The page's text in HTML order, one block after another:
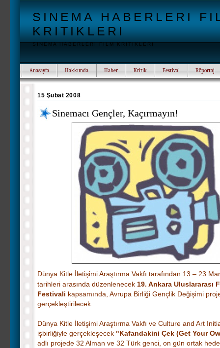
SINEMA HABERLERI
KRITIKLERI
SINEMA HABERLERI FILM KRITIKLERI
Anasayfa Hakkımda Haber Kritik Festival Röportaj
15 Şubat 2008
Sinemacı Gençler, Kaçırmayın!
Dünya Kitle İletişimi Araştırma Vakfı tarafından 13 – 23
tarihleri arasında düzenlenecek 19. Ankara Uluslararası
Festivali kapsamında, Avrupa Birliği Gençlik Değişimi
gerçekleştirilecek.
Dünya Kitle İletişimi Araştırma Vakfı ve Culture and Art
işbirliğiyle gerçekleşecek "Kafandakini Çek (Get Your
adlı projede 32 Alman ve 32 Türk genci, on gün ortak